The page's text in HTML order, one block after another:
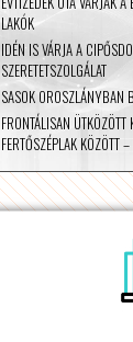
LAKÓK
IDÉN IS VÁRJA A
SZERETETSZOLGÁLAT
SASOK OROSZLÁNYBAN
FRONTÁLISAN
FERTŐSZÉPLAK KÖZÖTT